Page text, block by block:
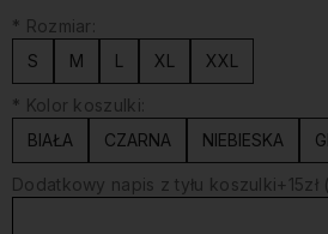
* Rozmiar:
S
M L XL XXL
* Kolor koszulki:
BIAŁA
CZARNA NIEBIESKA
Dodatkowy napis z tyłu koszulki+15zł